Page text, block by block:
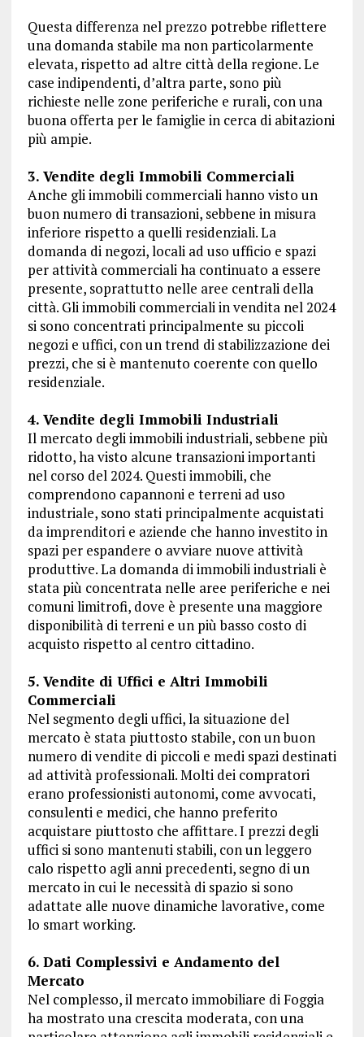
Questa differenza nel prezzo potrebbe riflettere
una domanda stabile ma non particolarmente
elevata, rispetto ad altre città della regione. Le
case indipendenti, d’altra parte, sono più
richieste nelle zone periferiche e rurali, con una
buona offerta per le famiglie in cerca di abitazioni
più ampie.
3. Vendite degli Immobili Commerciali
Anche gli immobili commerciali hanno visto un
buon numero di transazioni, sebbene in misura
inferiore rispetto a quelli residenziali. La
domanda di negozi, locali ad uso ufficio e spazi
per attività commerciali ha continuato a essere
presente, soprattutto nelle aree centrali della
città. Gli immobili commerciali in vendita nel 2024
si sono concentrati principalmente su piccoli
negozi e uffici, con un trend di stabilizzazione dei
prezzi, che si è mantenuto coerente con quello
residenziale.
4. Vendite degli Immobili Industriali
Il mercato degli immobili industriali, sebbene più
ridotto, ha visto alcune transazioni importanti
nel corso del 2024. Questi immobili, che
comprendono capannoni e terreni ad uso
industriale, sono stati principalmente acquistati
da imprenditori e aziende che hanno investito in
spazi per espandere o avviare nuove attività
produttive. La domanda di immobili industriali è
stata più concentrata nelle aree periferiche e nei
comuni limitrofi, dove è presente una maggiore
disponibilità di terreni e un più basso costo di
acquisto rispetto al centro cittadino.
5. Vendite di Uffici e Altri Immobili
Commerciali
Nel segmento degli uffici, la situazione del
mercato è stata piuttosto stabile, con un buon
numero di vendite di piccoli e medi spazi destinati
ad attività professionali. Molti dei compratori
erano professionisti autonomi, come avvocati,
consulenti e medici, che hanno preferito
acquistare piuttosto che affittare. I prezzi degli
uffici si sono mantenuti stabili, con un leggero
calo rispetto agli anni precedenti, segno di un
mercato in cui le necessità di spazio si sono
adattate alle nuove dinamiche lavorative, come
lo smart working.
6. Dati Complessivi e Andamento del
Mercato
Nel complesso, il mercato immobiliare di Foggia
ha mostrato una crescita moderata, con una